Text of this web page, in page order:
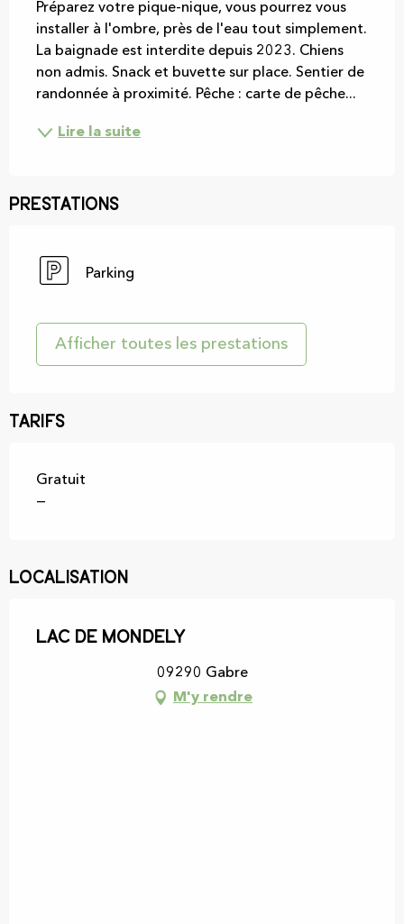
Préparez votre pique-nique, vous pourrez vous
installer à l'ombre, près de l'eau tout simplement.
La baignade est interdite depuis 2023. Chiens
non admis. Snack et buvette sur place. Sentier de
randonnée à proximité. Pêche : carte de pêche...
Lire la suite
Prestations
Parking
Afficher toutes les prestations
Tarifs
Gratuit
—
Localisation
Lac de Mondely
09290 Gabre
M'y rendre